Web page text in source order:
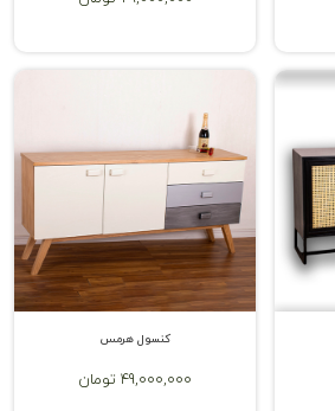
کنسول هرمس
49,000,000 تومان